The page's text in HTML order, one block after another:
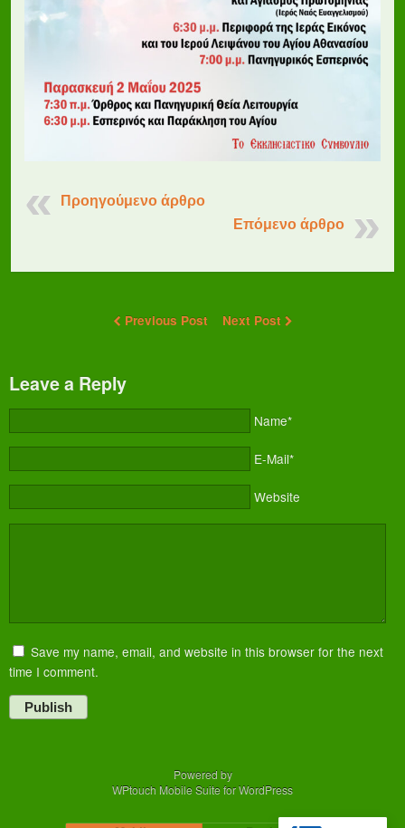
Προηγούμενο άρθρο
Επόμενο άρθρο
Previous Post Next Post
Leave a Reply
Name*
E-Mail*
Website
Save my name, email, and website in this browser for the next
time I comment.
Publish
Powered by
WPtouch Mobile Suite for WordPress